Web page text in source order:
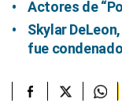
Actores de
Skylar
fue